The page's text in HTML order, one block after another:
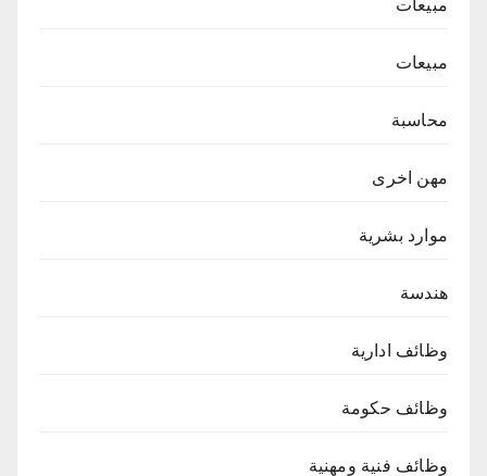
مبيعات
مبيعات
محاسبة
مهن اخرى
موارد بشرية
هندسة
وظائف ادارية
وظائف حكومة
وظائف فنية ومهنية